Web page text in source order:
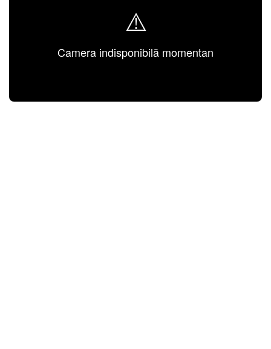
⚠️
Camera indisponibilă momentan